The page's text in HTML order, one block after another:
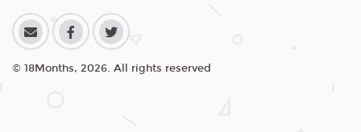
© 18Months, 2026. All rights reserved